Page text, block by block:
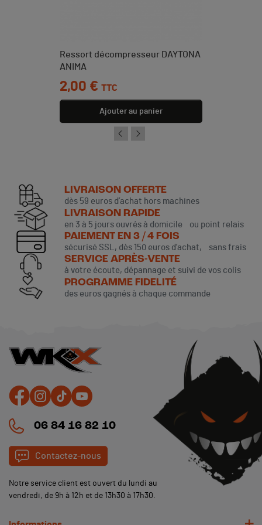
Ressort décompresseur DAYTONA
ANIMA
Prix
2,00 € TTC
Ajouter au panier
LIVRAISON OFFERTE
dès 59 euros d’achat hors machines
LIVRAISON RAPIDE
en 3 à 5 jours ouvrés à domicile ou point relais
PAIEMENT EN 3 / 4 FOIS
sécurisé SSL, dès 150 euros d’achat, sans frais
SERVICE APRÈS-VENTE
à votre écoute, dépannage et suivi de vos colis
PROGRAMME FIDELITÉ
des euros gagnés à chaque commande
06 84 16 82 10
Contactez-nous
Notre service client est ouvert du lundi au
vendredi, de 9h à 12h et de 13h30 à 17h30.